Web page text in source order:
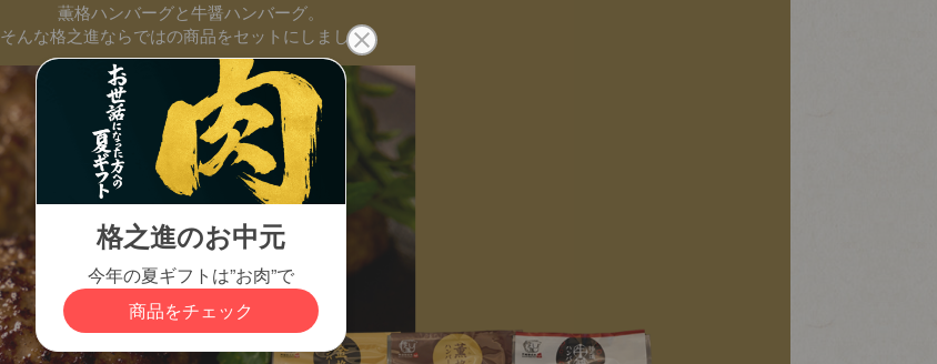
のしの指定
(必
須)
カートに入れる
薫格ハンバーグと牛醤ハンバーグ。
そんな格之進ならではの商品をセットにしました。